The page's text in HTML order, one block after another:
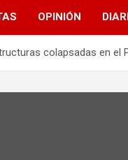
OPINIÓN
colapsadas en el